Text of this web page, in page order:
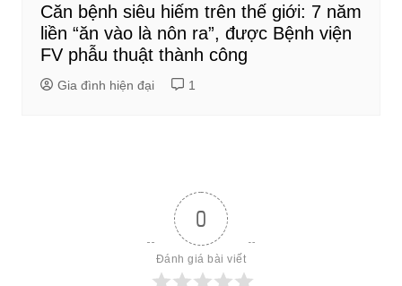
Căn bệnh siêu hiếm trên thế giới: 7 năm
liền “ăn vào là nôn ra”, được Bệnh viện
FV phẫu thuật thành công
Gia đình hiện đại 1
0
Đánh giá bài viết